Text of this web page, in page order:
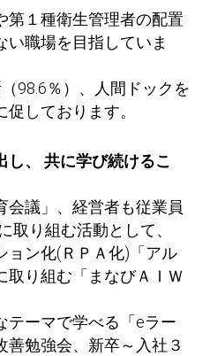
第１種衛生管理者の配置
い職場を目指していま
98.6％）、人間ドックを
しております。
し、 共に学び続けるこ
会議」、経営者も従業員
取り組む活動として、
ョン化(ＲＰＡ化)「アル
取り組む「まなびＡＩＷ
テーマで学べる「eラー
善勉強会、新卒～入社３